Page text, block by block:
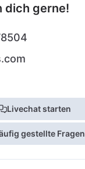
dich gerne!
Livechat starten
gestellte Fragen